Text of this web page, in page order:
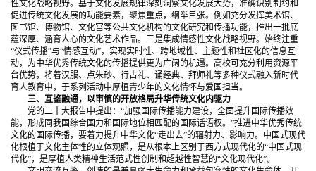
性文化战略视野。基于文化发展规律深刻洞察文化发展大势，准确识别制约和
促进传统文化发展的功能要素，聚焦重点，纲举目张。例如充分发挥美术馆、
图书馆、博物馆、文化宫等公共文化机构的文化研究和传播功能，推出一批底
蕴深厚、涵育人心的文化艺术作品。三是集成情感性文化战略视野。始终注重
“仪式传播”与“情感互动”，实现实时性、跨地域性、主题性和社区化的信息互
动，为中华优秀传统文化的传播提供更为广阔的机遇。高校可充分利用资源平
台优势，将着汉服、点朱砂、行古礼、诵经典、拜师礼等多种仪式融入新时代
育人教育中，于系列活动中厚植青少年的文化情怀与爱国担当。
三、互鉴融通，以审慎的开放格局升华传统文化内驱力
党的二十大报告中提出：“加强国际传播能力建设，全面提升国际传播效
能，形成同我国综合国力和国际地位相匹配的国际话语权。”推进中华优秀传统
文化的国际传播，要着力提升中华文化“走出去”的辐射力、影响力。中国式现代
化根植于文化主体性的立体观照，是从根本上区别于西方式现代化的“中国式现
代化”，是厚植人类精神生活范式性创制和超越性智慧的“文化现代化”。